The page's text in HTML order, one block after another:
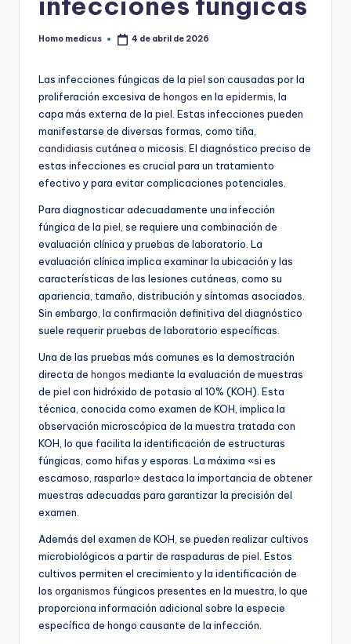
Publicado
Homo medicus 4 de abril de 2026
Las infecciones fúngicas de la piel son causadas por la
proliferación excesiva de hongos en la epidermis , la
capa más externa de la piel . Estas infecciones pueden
manifestarse de diversas formas, como tiña,
candidiasis cutánea o micosis. El diagnóstico preciso de
estas infecciones es crucial para un tratamiento
efectivo y para evitar complicaciones potenciales.
Para diagnosticar adecuadamente una infección
fúngica de la piel , se requiere una combinación de
evaluación clínica y pruebas de laboratorio. La
evaluación clínica implica examinar la ubicación y las
características de las lesiones cutáneas, como su
apariencia, tamaño, distribución y síntomas asociados.
Sin embargo, la confirmación definitiva del diagnóstico
suele requerir pruebas de laboratorio específicas.
Una de las pruebas más comunes es la demostración
directa de hongos mediante la evaluación de muestras
de piel con hidróxido de potasio al 10% (KOH). Esta
técnica, conocida como examen de KOH, implica la
observación microscópica de la muestra tratada con
KOH, lo que facilita la identificación de estructuras
fúngicas, como hifas y esporas. La máxima «si es
escamoso, rasparlo» destaca la importancia de obtener
muestras adecuadas para garantizar la precisión del
examen.
Además del examen de KOH, se pueden realizar cultivos
microbiológicos a partir de raspaduras de piel . Estos
cultivos permiten el crecimiento y la identificación de
los organismos fúngicos presentes en la muestra, lo que
proporciona información adicional sobre la especie
específica de hongo causante de la infección.